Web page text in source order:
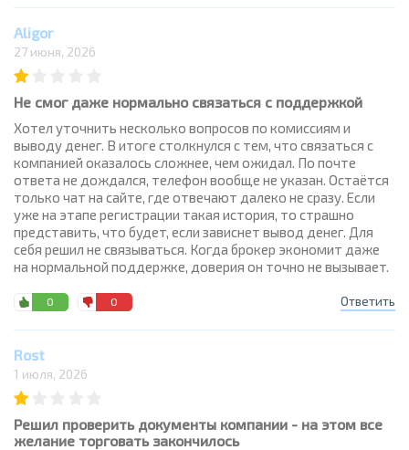
Aligor
27 июня, 2026
Не смог даже нормально связаться с поддержкой
Хотел уточнить несколько вопросов по комиссиям и
выводу денег. В итоге столкнулся с тем, что связаться с
компанией оказалось сложнее, чем ожидал. По почте
ответа не дождался, телефон вообще не указан. Остаётся
только чат на сайте, где отвечают далеко не сразу. Если
уже на этапе регистрации такая история, то страшно
представить, что будет, если зависнет вывод денег. Для
себя решил не связываться. Когда брокер экономит даже
на нормальной поддержке, доверия он точно не вызывает.
0 0 Ответить
Rost
1 июля, 2026
Решил проверить документы компании - на этом все
желание торговать закончилось